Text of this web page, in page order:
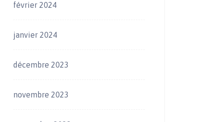
février 2024
janvier 2024
décembre 2023
novembre 2023